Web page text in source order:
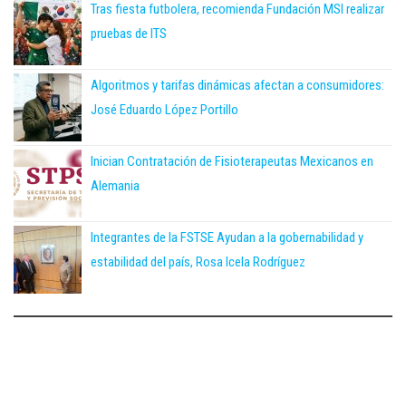
Tras fiesta futbolera, recomienda Fundación MSI realizar
pruebas de ITS
Algoritmos y tarifas dinámicas afectan a consumidores:
José Eduardo López Portillo
Inician Contratación de Fisioterapeutas Mexicanos en
Alemania
Integrantes de la FSTSE Ayudan a la gobernabilidad y
estabilidad del país, Rosa Icela Rodríguez